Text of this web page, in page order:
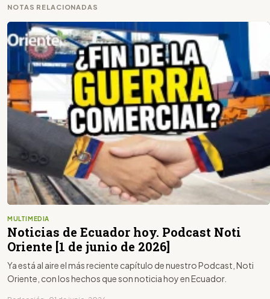
NOTAS RELACIONADAS
MULTIMEDIA
Noticias de Ecuador hoy. Podcast Noti
Oriente [1 de junio de 2026]
Ya está al aire el más reciente capítulo de nuestro Podcast, Noti
Oriente, con los hechos que son noticia hoy en Ecuador.